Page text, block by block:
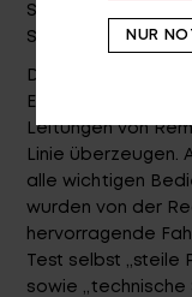
Sonderlackierung,
Die sehr
EP8-Antriebs, des
Leitungen von
Linie überzeugen.
alle wichtigen
wurden von der
hervorragende
Test selbst „steile
sowie „technische
NUR